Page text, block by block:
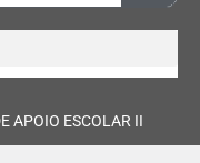
APOIO ESCOLAR II